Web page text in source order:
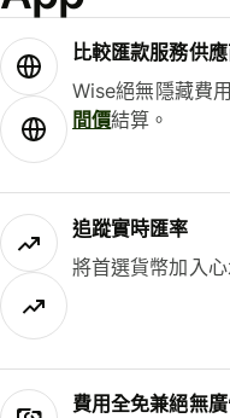
比較匯款服務供
Wise絕無隱藏費
間價結算。
追蹤實時匯率
將首選貨幣加入
費用全免兼絕無